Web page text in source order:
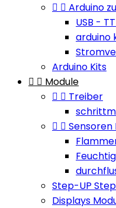
  Arduino
USB -
arduino
Arduino Kits
  Module
  Treiber
  Sensoren
Step-UP
Displays